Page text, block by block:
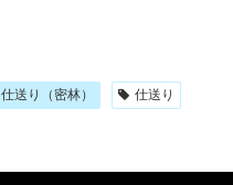
仕送り（密林） 仕送り